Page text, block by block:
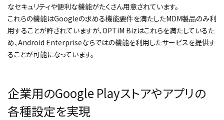
なセキュリティや便利な機能がたくさん用意されています。
これらの機能はGoogleの求める機能要件を満たしたMDM製品のみ利
用することが許されていますが、OPTiM Bizはこれらを満たしているた
め、Android Enterpriseならではの機能を利用したサービスを提供す
ることが可能になっています。
企業用のGoogle Playストアやアプリの
各種設定を実現